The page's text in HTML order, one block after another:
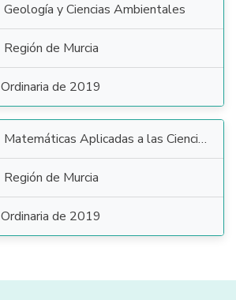
Geología y Ciencias Ambientales
Región de Murcia
Ordinaria de 2019
Matemáticas Aplicadas a las Ciencias Sociales
Región de Murcia
Ordinaria de 2019